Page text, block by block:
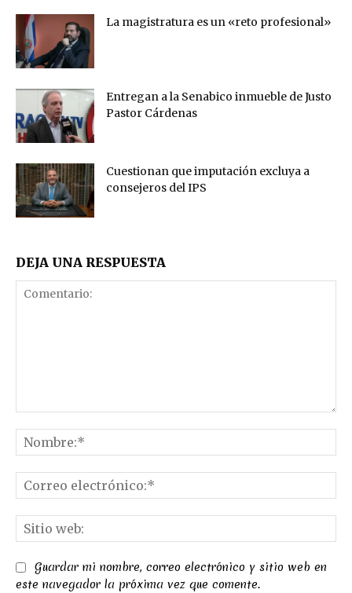
La magistratura es un «reto profesional»
Entregan a la Senabico inmueble de Justo
Pastor Cárdenas
Cuestionan que imputación excluya a
consejeros del IPS
DEJA UNA RESPUESTA
Guardar mi nombre, correo electrónico y sitio web en
este navegador la próxima vez que comente.